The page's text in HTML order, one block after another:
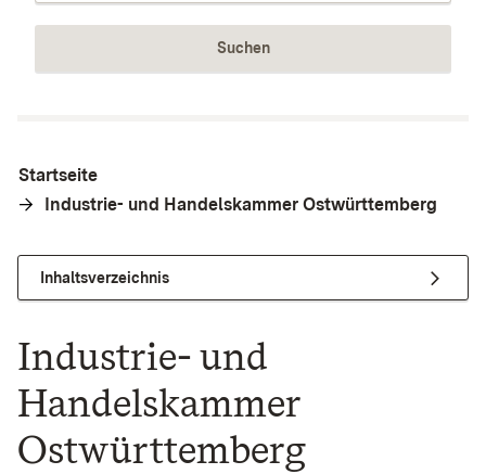
Suchen
Startseite
Industrie- und Handelskammer Ostwürttemberg
Inhaltsverzeichnis
Industrie- und
Handelskammer
Ostwürttemberg